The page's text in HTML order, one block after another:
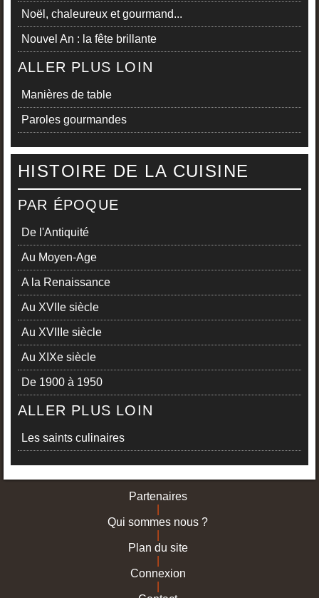
Noël, chaleureux et gourmand...
Nouvel An : la fête brillante
ALLER PLUS LOIN
Manières de table
Paroles gourmandes
HISTOIRE DE LA CUISINE
PAR ÉPOQUE
De l'Antiquité
Au Moyen-Age
A la Renaissance
Au XVIIe siècle
Au XVIIIe siècle
Au XIXe siècle
De 1900 à 1950
ALLER PLUS LOIN
Les saints culinaires
Partenaires
Qui sommes nous ?
Plan du site
Connexion